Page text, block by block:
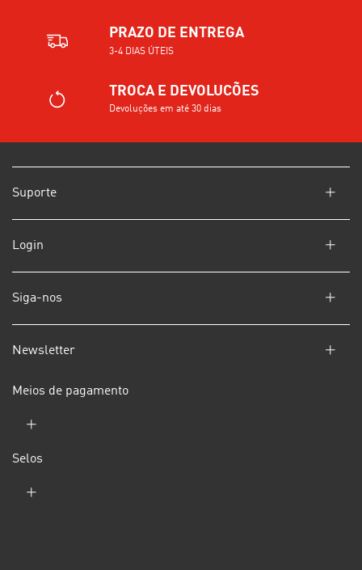
PRAZO DE ENTREGA
3-4 DIAS ÚTEIS
TROCA E DEVOLUCÕES
Devoluções em até 30 dias
Suporte
Login
Siga-nos
Newsletter
Meios de pagamento
Selos